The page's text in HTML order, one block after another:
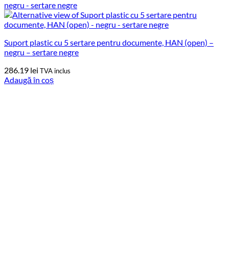
Suport plastic cu 5 sertare pentru documente, HAN (open) –
negru – sertare negre
286.19 lei TVA inclus
Adaugă în coș